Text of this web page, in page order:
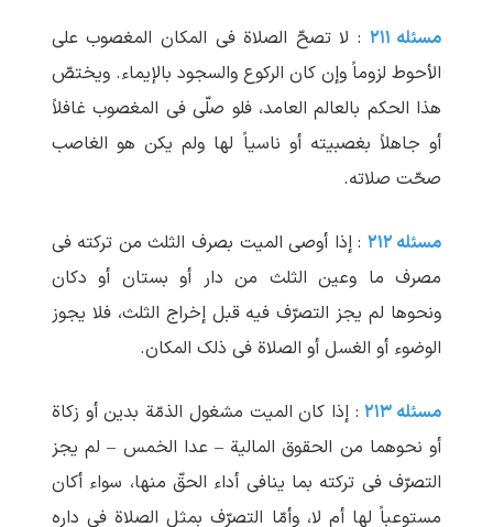
مسئله ۲۱۱
: لا تصحّ الصلاة فی المکان المغصوب علی
الأحوط لزوماً وإن کان الرکوع والسجود بالإیماء. ویختصّ
هذا الحکم بالعالم العامد، فلو صلّی فی المغصوب غافلاً
أو جاهلاً بغصبیته أو ناسیاً لها ولم یکن هو الغاصب
صحّت صلاته.
مسئله ۲۱۲
: إذا أوصی المیت بصرف الثلث من ترکته فی
مصرف ما وعین الثلث من دار أو بستان أو دکان
ونحوها لم یجز التصرّف فیه قبل إخراج الثلث، فلا یجوز
الوضوء أو الغسل أو الصلاة فی ذلک المکان.
مسئله ۲۱۳
: إذا کان المیت مشغول الذمّة بدین أو زکاة
أو نحوهما من الحقوق المالیة – عدا الخمس – لم یجز
التصرّف فی ترکته بما ینافی أداء الحقّ منها، سواء أکان
مستوعباً لها أم لا، وأمّا التصرّف بمثل الصلاة فی داره